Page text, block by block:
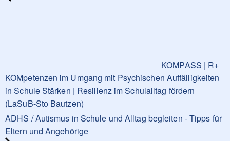
KOMPASS | R+
KOMpetenzen im Umgang mit Psychischen Auffälligkeiten
in Schule Stärken | Resilienz im Schulalltag fördern
(LaSuB-Sto Bautzen)
ADHS / Autismus in Schule und Alltag begleiten - Tipps für
Eltern und Angehörige